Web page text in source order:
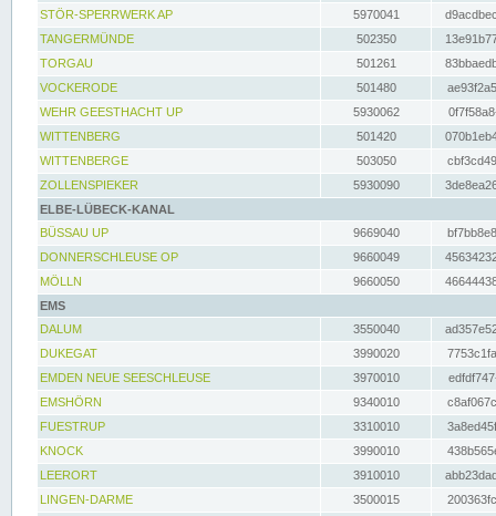
STÖR-SPERRWERK AP 5970041
TANGERMÜNDE
502350
TORGAU
501261
VOCKERODE
501480
WEHR GEESTHACHT UP
5930062
WITTENBERG
501420
WITTENBERGE
503050
ZOLLENSPIEKER
5930090
ELBE-LÜBECK-KANAL
BÜSSAU UP
9669040
DONNERSCHLEUSE OP
9660049
MÖLLN
9660050
EMS
DALUM
3550040
DUKEGAT
3990020
EMDEN NEUE SEESCHLEUSE
3970010
EMSHÖRN
9340010
FUESTRUP
3310010
KNOCK
3990010
LEERORT
3910010
LINGEN-DARME
3500015